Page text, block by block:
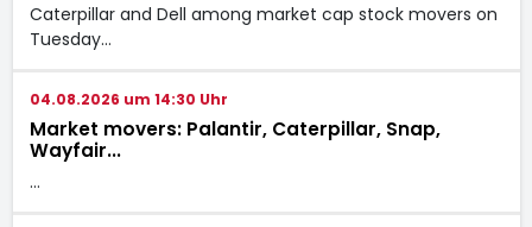
Caterpillar and Dell among market cap stock movers on
Tuesday…
04.08.2026 um 14:30 Uhr
Market movers: Palantir, Caterpillar, Snap,
Wayfair...
…